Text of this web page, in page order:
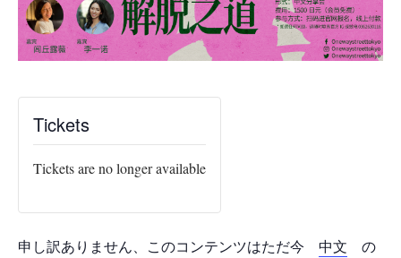
Tickets
Tickets are no longer available
申し訳ありません、このコンテンツはただ今 中文 の